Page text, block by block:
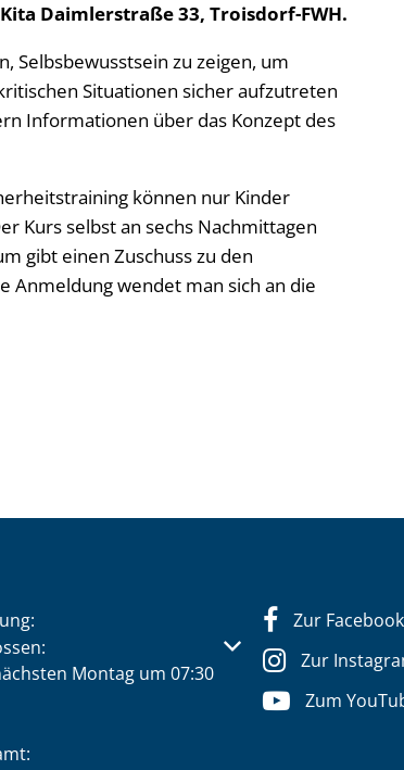
Daimlerstraße 33, Troisdorf-FWH.
Selbsbewusstsein zu zeigen, um
Situationen sicher aufzutreten
Informationen über das Konzept des
können nur Kinder
Kurs selbst an sechs Nachmittagen
gibt einen Zuschuss zu den
wendet man sich an die
um weitere Öffnungs- oder Schließzeiten
Montag um 07:30
Zur
Zur
Zum